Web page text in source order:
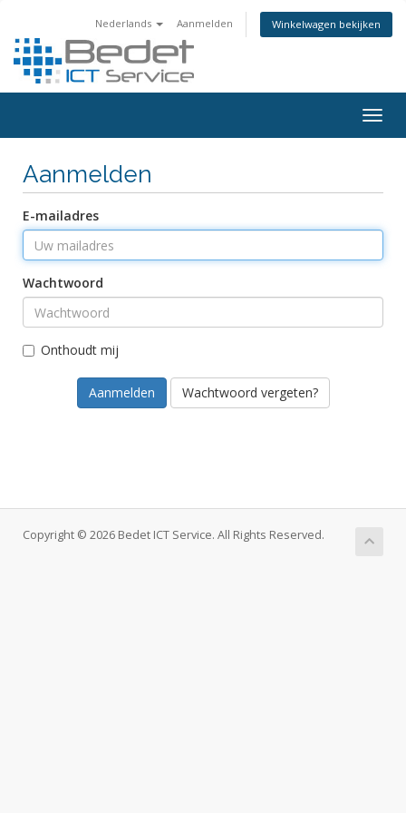
Nederlands Aanmelden Winkelwagen bekijken
Aanmelden
E-mailadres
Wachtwoord
Onthoudt mij
Wachtwoord vergeten?
Copyright © 2026 Bedet ICT Service. All Rights Reserved.